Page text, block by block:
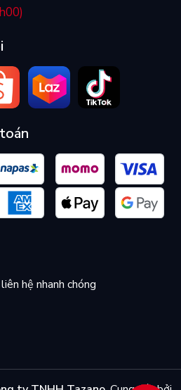
hệ nhanh chóng